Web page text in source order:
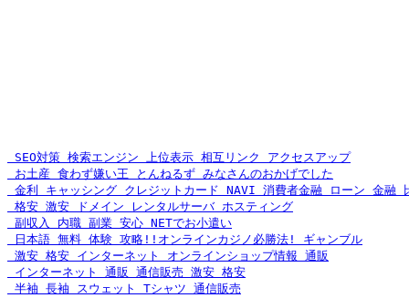
SEO対策 検索エンジン 上位表示 相互リンク アクセスアップ
お土産 食わず嫌い王 とんねるず みなさんのおかげでした
金利 キャッシング クレジットカード NAVI 消費者金融 ローン 金融
格安 激安 ドメイン レンタルサーバ ホスティング
副収入 内職 副業 安心 NETでお小遣い
日本語 無料 体験 攻略!!オンラインカジノ必勝法! ギャンブル
激安 格安 インターネット オンラインショップ情報 通販
インターネット 通販 通信販売 激安 格安
半袖 長袖 スウェット Tシャツ 通信販売